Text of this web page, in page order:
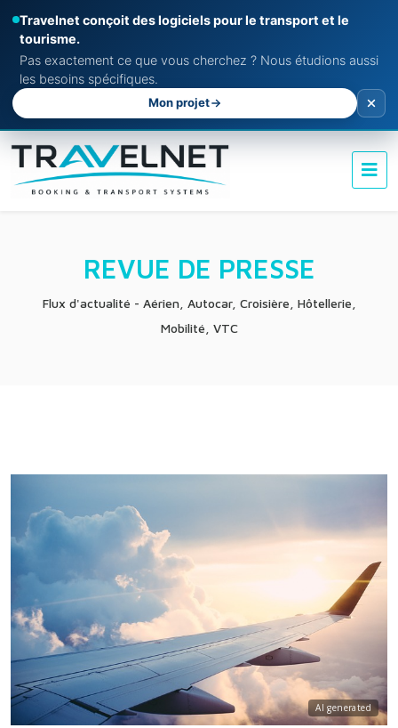
Travelnet conçoit des logiciels pour le transport et le
tourisme.
Pas exactement ce que vous cherchez ? Nous étudions aussi
les besoins spécifiques.
Mon projet
REVUE DE PRESSE
Flux d'actualité - Aérien, Autocar, Croisière, Hôtellerie,
Mobilité, VTC
AI generated